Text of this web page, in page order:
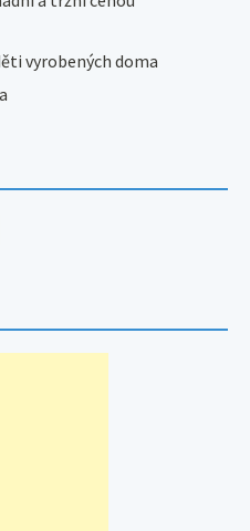
vyrobených doma